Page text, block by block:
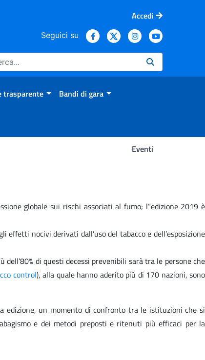
Accedi
Seguici su
trasparente Bandi di gara
Eventi
globale sui rischi associati al fumo; l”edizione 2019 è
effetti nocivi derivati dall’uso del tabacco e dell’esposizione
di questi decessi prevenibili sarà tra le persone che
control), alla quale hanno aderito più di 170 nazioni, sono
edizione, un momento di confronto tra le istituzioni che si
e dei metodi preposti e ritenuti più efficaci per la